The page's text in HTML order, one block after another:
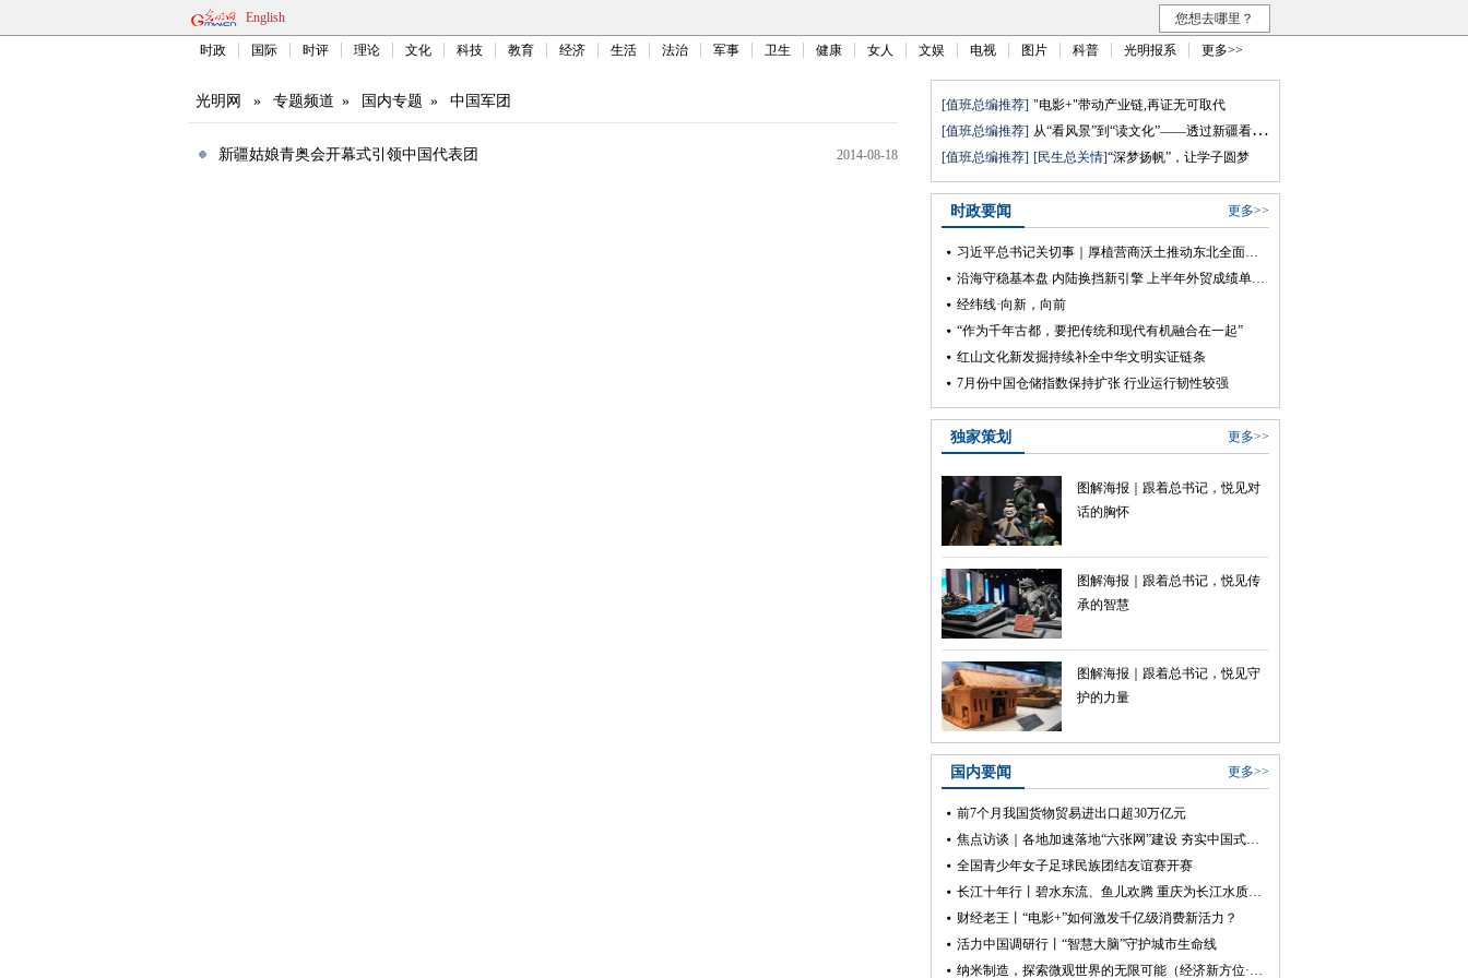
English 您想去哪里？
时政 国际 时评 理论 文化 科技 教育 经济 生活 法治 军事 卫生 健康 女人 文娱 电视 图片 科普 光明报系 更多>>
光明网 » 专题频道 » 国内专题 » 中国军团
新疆姑娘青奥会开幕式引领中国代表团 2014-08-18